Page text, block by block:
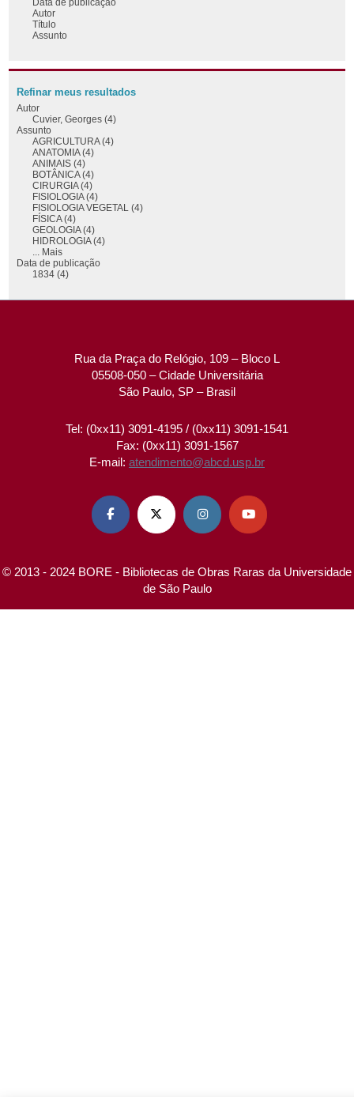
Autor
Título
Assunto
Refinar meus resultados
Autor
Cuvier, Georges (4)
Assunto
AGRICULTURA (4)
ANATOMIA (4)
ANIMAIS (4)
BOTÂNICA (4)
CIRURGIA (4)
FISIOLOGIA (4)
FISIOLOGIA VEGETAL (4)
FÍSICA (4)
GEOLOGIA (4)
HIDROLOGIA (4)
... Mais
Data de publicação
1834 (4)
Rua da Praça do Relógio, 109 – Bloco L
05508-050 – Cidade Universitária
São Paulo, SP – Brasil
Tel: (0xx11) 3091-4195 / (0xx11) 3091-1541
Fax: (0xx11) 3091-1567
E-mail: atendimento@abcd.usp.br
   
© 2013 - 2024 BORE - Bibliotecas de Obras Raras da Universidade
de São Paulo